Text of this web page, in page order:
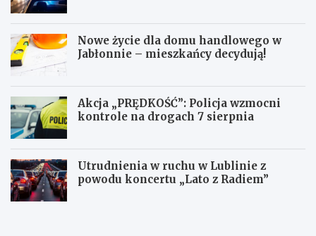
Nowe życie dla domu handlowego w
Jabłonnie – mieszkańcy decydują!
Akcja „PRĘDKOŚĆ”: Policja wzmocni
kontrole na drogach 7 sierpnia
Utrudnienia w ruchu w Lublinie z
powodu koncertu „Lato z Radiem”
M
N